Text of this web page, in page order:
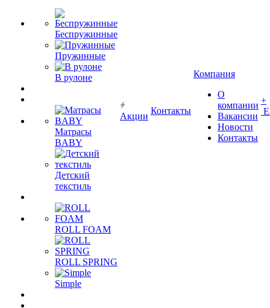
Беспружинные
Пружинные
В рулоне
Матрасы
BABY
Детский
текстиль
ROLL FOAM
ROLL SPRING
Simple
Акции
Контакты
Компания
О
компании
Вакансии
Новости
Контакты
+